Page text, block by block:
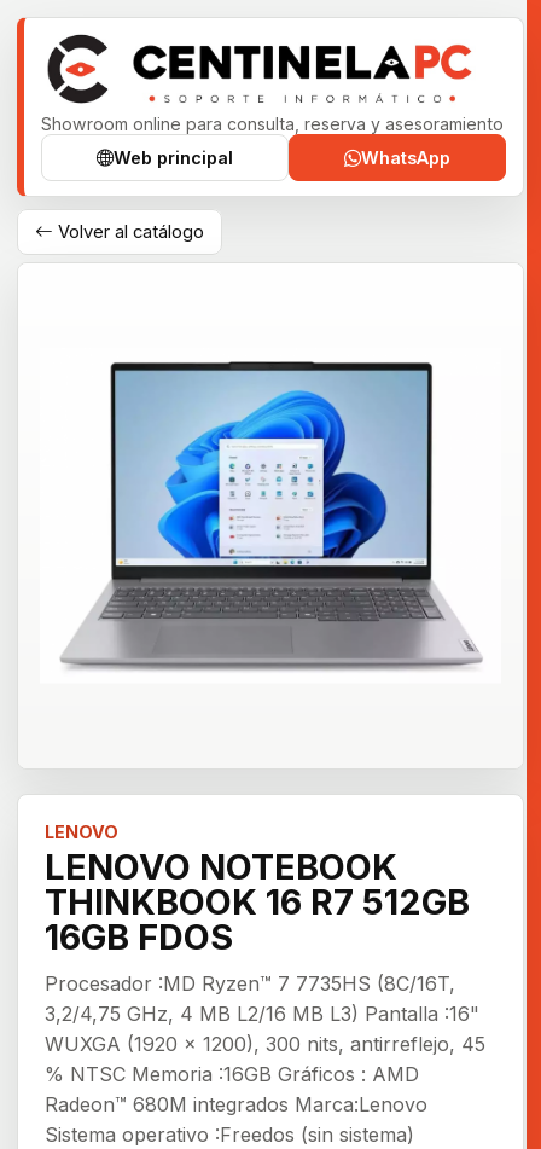
Showroom online para consulta, reserva y asesoramiento
Web principal
WhatsApp
Volver al catálogo
LENOVO
LENOVO NOTEBOOK
THINKBOOK 16 R7 512GB
16GB FDOS
Procesador :MD Ryzen™ 7 7735HS (8C/16T,
3,2/4,75 GHz, 4 MB L2/16 MB L3) Pantalla :16"
WUXGA (1920 x 1200), 300 nits, antirreflejo, 45
% NTSC Memoria :16GB Gráficos : AMD
Radeon™ 680M integrados Marca:Lenovo
Sistema operativo :Freedos (sin sistema)